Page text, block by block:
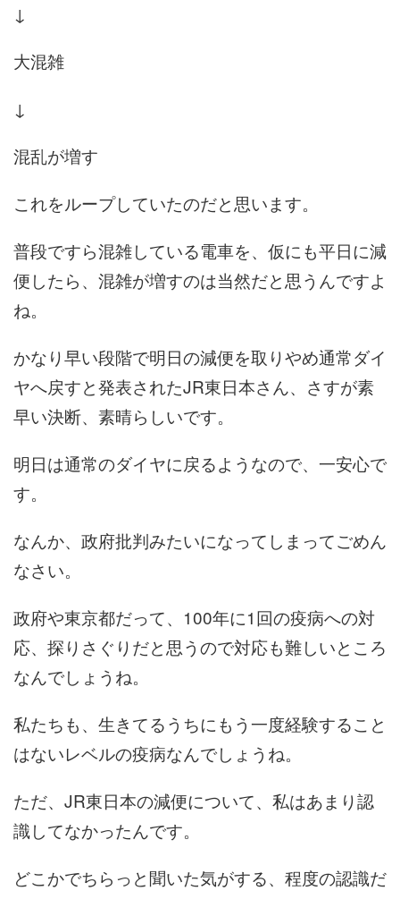
↓
大混雑
↓
混乱が増す
これをループしていたのだと思います。
普段ですら混雑している電車を、仮にも平日に減
便したら、混雑が増すのは当然だと思うんですよ
ね。
かなり早い段階で明日の減便を取りやめ通常ダイ
ヤへ戻すと発表されたJR東日本さん、さすが素
早い決断、素晴らしいです。
明日は通常のダイヤに戻るようなので、一安心で
す。
なんか、政府批判みたいになってしまってごめん
なさい。
政府や東京都だって、100年に1回の疫病への対
応、探りさぐりだと思うので対応も難しいところ
なんでしょうね。
私たちも、生きてるうちにもう一度経験すること
はないレベルの疫病なんでしょうね。
ただ、JR東日本の減便について、私はあまり認
識してなかったんです。
どこかでちらっと聞いた気がする、程度の認識だ